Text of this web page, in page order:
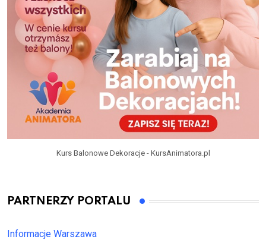
Kurs Balonowe Dekoracje - KursAnimatora.pl
PARTNERZY PORTALU
Informacje Warszawa